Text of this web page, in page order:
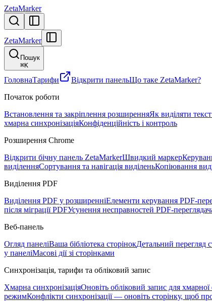
ZetaMarker
ZetaMarker
Пошук
⌘K
ГоловнаТарифи Відкрити панельЩо таке ZetaMarker?
Початок роботи
Встановлення та закріплення розширенняЯк виділяти
хмарна синхронізаціяКонфіденційність і контроль
Розширення Chrome
Відкрити бічну панель ZetaMarkerШвидкий маркер
виділенняСортування та навігація виділеньКопіювання
Виділення PDF
Виділення PDF у розширенніЕлементи керування PDF-
після міграції PDFУсунення несправностей PDF-
Веб-панель
Огляд панеліВаша бібліотека сторінокДетальний перегляд
у панеліМасові дії зі сторінками
Синхронізація, тарифи та обліковий запис
Хмарна синхронізаціяОновіть обліковий запис для хмарної
режимКонфлікти синхронізації — оновіть сторінку, щоб